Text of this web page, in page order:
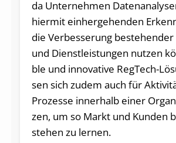
da Un­ter­neh­men
hier­mit ein­her­ge­hen­den
die Ver­bes­se­rung
und Dienst­leis­tun­gen nut­zen
ble und in­no­va­ti­ve RegTech-
sen sich zu­dem auch für
Pro­zes­se in­ner­halb ei­ner
zen, um so Markt und Kun­den
ste­hen zu lernen.